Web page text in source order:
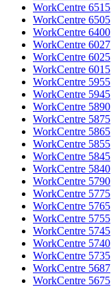
WorkCentre 6515
WorkCentre 6505
WorkCentre 6400
WorkCentre 6027
WorkCentre 6025
WorkCentre 6015
WorkCentre 5955
WorkCentre 5945
WorkCentre 5890
WorkCentre 5875
WorkCentre 5865
WorkCentre 5855
WorkCentre 5845
WorkCentre 5840
WorkCentre 5790
WorkCentre 5775
WorkCentre 5765
WorkCentre 5755
WorkCentre 5745
WorkCentre 5740
WorkCentre 5735
WorkCentre 5687
WorkCentre 5675